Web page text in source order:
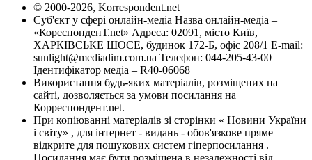
© 2000-2026, Korrespondent.net
Суб'єкт у сфері онлайн-медіа Назва онлайн-медіа –
«КореспонденТ.net» Адреса: 02091, місто Київ,
ХАРКІВСЬКЕ ШОСЕ, будинок 172-Б, офіс 208/1 E-mail:
sunlight@mediadim.com.ua Телефон: 044-205-43-00
Ідентифікатор медіа – R40-06068
Використання будь-яких матеріалів, розміщених на
сайті, дозволяється за умови посилання на
Корреспондент.net.
При копіюванні матеріалів зі сторінки « Новини України
і світу» , для інтернет - видань - обов'язкове пряме
відкрите для пошукових систем гіперпосилання .
Посилання має бути розміщена в незалежності від